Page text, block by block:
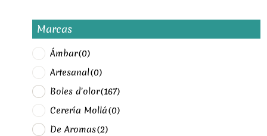
Marcas
Ámbar(0)
Artesanal(0)
Boles d'olor(167)
Cerería Mollá(0)
De Aromas(2)